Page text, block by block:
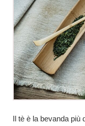
Il tè è la bevanda più